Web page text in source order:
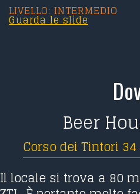
LIVELLO: INTERMEDIO
Guarda le slide
Beer
Corso dei Tintori
Il locale si trova a 80